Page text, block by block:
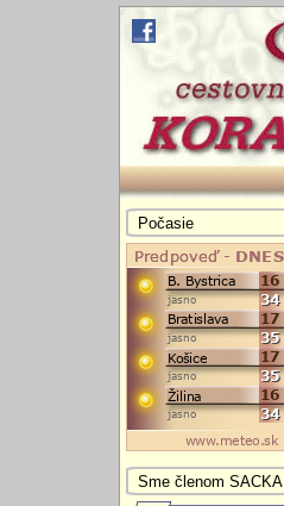
Počasie
Sme členom SACKA